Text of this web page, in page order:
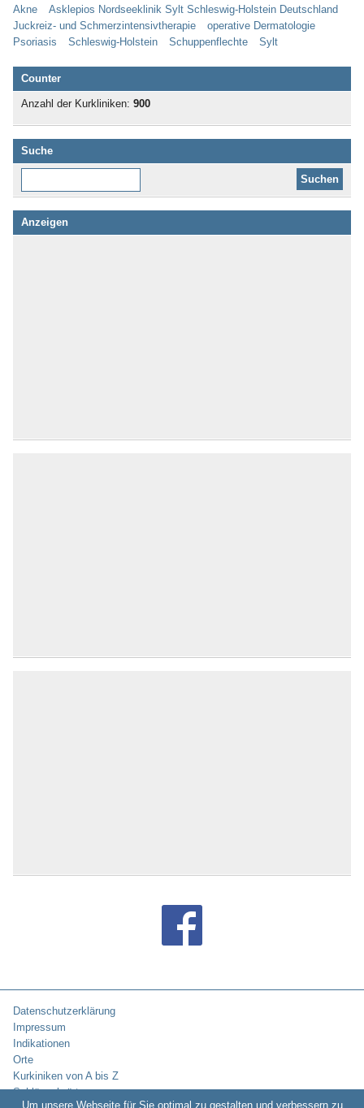
Akne
Asklepios Nordseeklinik Sylt Schleswig-Holstein Deutschland
Juckreiz- und Schmerzintensivtherapie
operative Dermatologie
Psoriasis
Schleswig-Holstein Schuppenflechte Sylt
Counter
Anzahl der Kurkliniken: 900
Suche
Anzeigen
Datenschutzerklärung
Impressum
Indikationen
Orte
Kurkiniken von A bis Z
Schlüsselwörter
Um unsere Webseite für Sie optimal zu gestalten und verbessern zu